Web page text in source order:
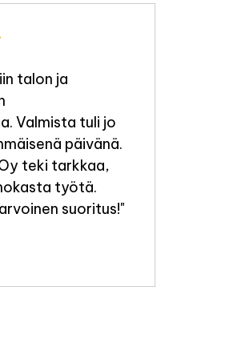
talon ja
Valmista tuli jo
päivänä.
teki tarkkaa,
työtä.
suoritus!"